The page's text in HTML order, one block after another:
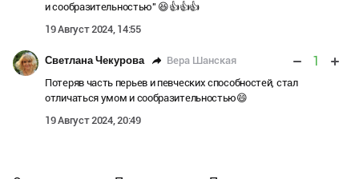
и сообразительностью" 😆👍👍👍
19 Август 2024, 14:55
Светлана Чекурова Вера Шанская 1
Потеряв часть перьев и певческих способностей, стал
отличаться умом и сообразительностью😄
19 Август 2024, 20:49